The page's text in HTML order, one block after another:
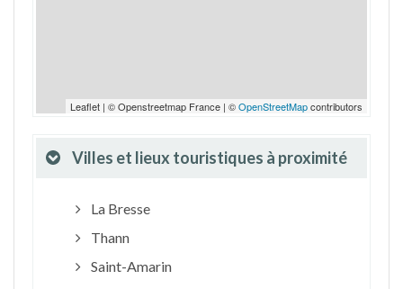
Leaflet | © Openstreetmap France | ©OpenStreetMapcontributors
Villes et lieux touristiques à proximité
La Bresse
Thann
Saint-Amarin